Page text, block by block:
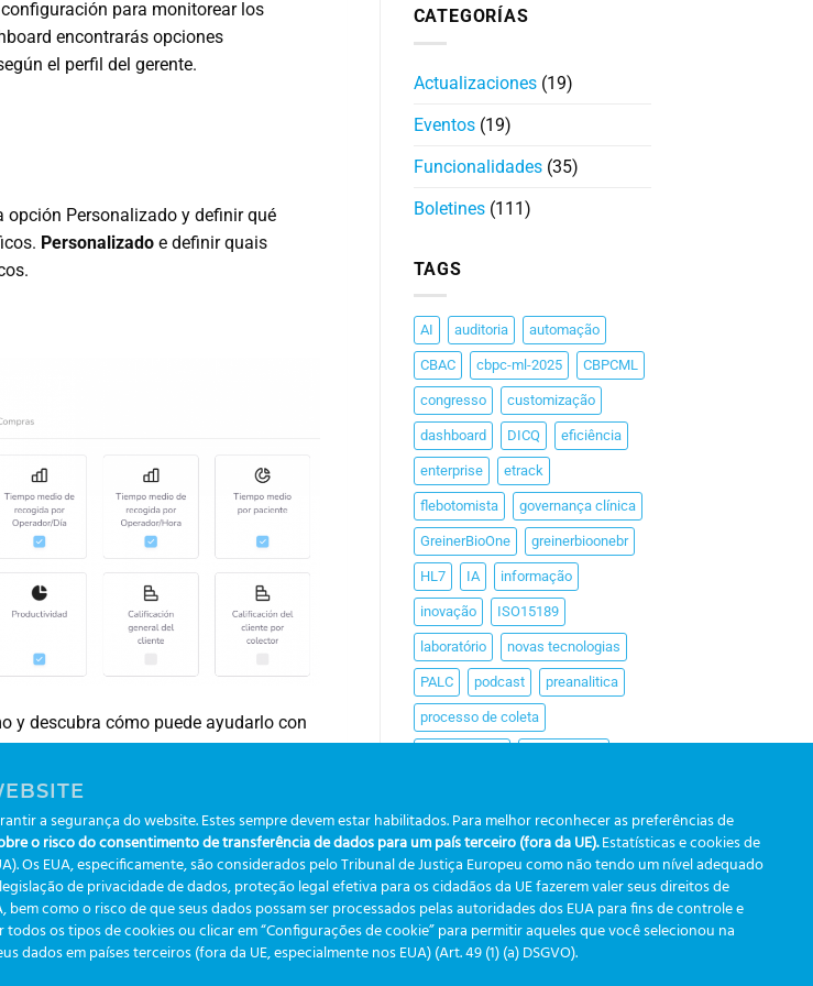
para monitorear los
encontrarás opciones
el perfil del gerente.
opción Personalizado y definir qué
Personalizado e definir quais
y descubra cómo puede ayudarlo con
Nuevo perfil “Gobernanza Clínica”
CATEGORÍAS
Actualizaciones(19)
Eventos(19)
Funcionalidades(35)
Boletines(111)
TAGS
AI auditoria automação
CBAC cbpc-ml-2025 CBPCML
congresso customização
dashboard DICQ eficiência
enterprise etrack
flebotomista governança clínica
GreinerBioOne greinerbioonebr
HL7 IA informação
inovação ISO15189
laboratório novas tecnologias
PALC podcast preanalitica
processo de coleta
RDC rotina laboratorial saúde
tecnologia tomada de decisão
Transformação
Transformação Digital tubos
usabilidade VACUETTE®
a segurança do website. Estes sempre devem estar habilitados. Para melhor reconhecer as preferências de
o risco do consentimento de transferência de dados para um país terceiro (fora da UE).Estatísticas e cookies de
Os EUA, especificamente, são considerados pelo Tribunal de Justiça Europeu como não tendo um nível adequado
de privacidade de dados, proteção legal efetiva para os cidadãos da UE fazerem valer seus direitos de
como o risco de que seus dados possam ser processados pelas autoridades dos EUA para fins de controle e
os tipos de cookies ou clicar em “Configurações de cookie” para permitir aqueles que você selecionou na
em países terceiros (fora da UE, especialmente nos EUA) (Art. 49 (1) (a) DSGVO).